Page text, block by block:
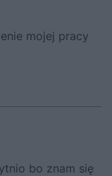
mojej pracy
bo znam się